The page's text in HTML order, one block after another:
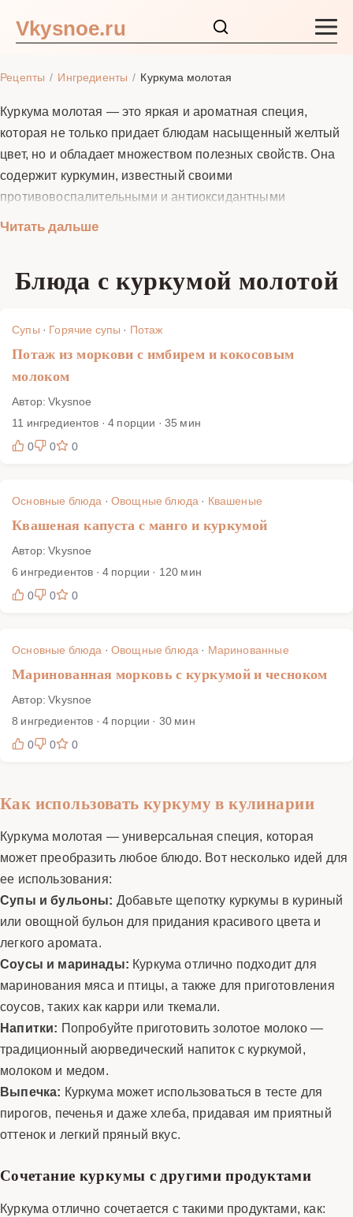
Vkysnoe.ru
Основные блюда
Супы
Ингредиенты
Блог
Рецепты Ингредиенты Куркума молотая
Куркума молотая — это яркая и ароматная специя,
которая не только придает блюдам насыщенный желтый
цвет, но и обладает множеством полезных свойств. Она
содержит куркумин, известный своими
противовоспалительными и антиоксидантными
соусах, напитках и даже десертах. Ее добавляют в карри,
отлично сочетается с другими специями, такими как
усвоение куркумина. Попробуйте наши рецепты с
Читать дальше
Блюда с куркумой молотой
Супы · Горячие супы · Потаж
Потаж из моркови с имбирем и кокосовым
молоком
Автор: Vkysnoe
11 ингредиентов · 4 порции · 35 мин
0
0 0
Основные блюда · Овощные блюда · Квашеные
Квашеная капуста с манго и куркумой
Автор: Vkysnoe
6 ингредиентов · 4 порции · 120 мин
0
0 0
Основные блюда · Овощные блюда · Маринованные
Маринованная морковь с куркумой и чесноком
Автор: Vkysnoe
8 ингредиентов · 4 порции · 30 мин
0
0 0
Как использовать куркуму в кулинарии
Куркума молотая — универсальная специя, которая
может преобразить любое блюдо. Вот несколько идей для
ее использования:
Супы и бульоны: Добавьте щепотку куркумы в куриный
или овощной бульон для придания красивого цвета и
легкого аромата.
Соусы и маринады: Куркума отлично подходит для
маринования мяса и птицы, а также для приготовления
соусов, таких как карри или ткемали.
Напитки: Попробуйте приготовить золотое молоко —
традиционный аюрведический напиток с куркумой,
молоком и медом.
Выпечка: Куркума может использоваться в тесте для
пирогов, печенья и даже хлеба, придавая им приятный
оттенок и легкий пряный вкус.
Сочетание куркумы с другими продуктами
Куркума отлично сочетается с такими продуктами, как: